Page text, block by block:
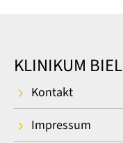
KLINIKUM
Kontakt
Impressum